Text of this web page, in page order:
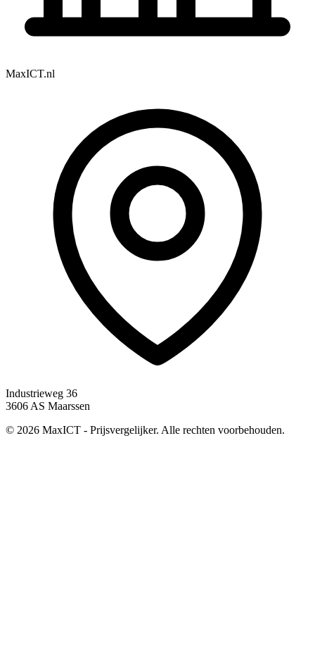
MaxICT.nl
Industrieweg 36
3606 AS Maarssen
© 2026 MaxICT - Prijsvergelijker. Alle rechten voorbehouden.